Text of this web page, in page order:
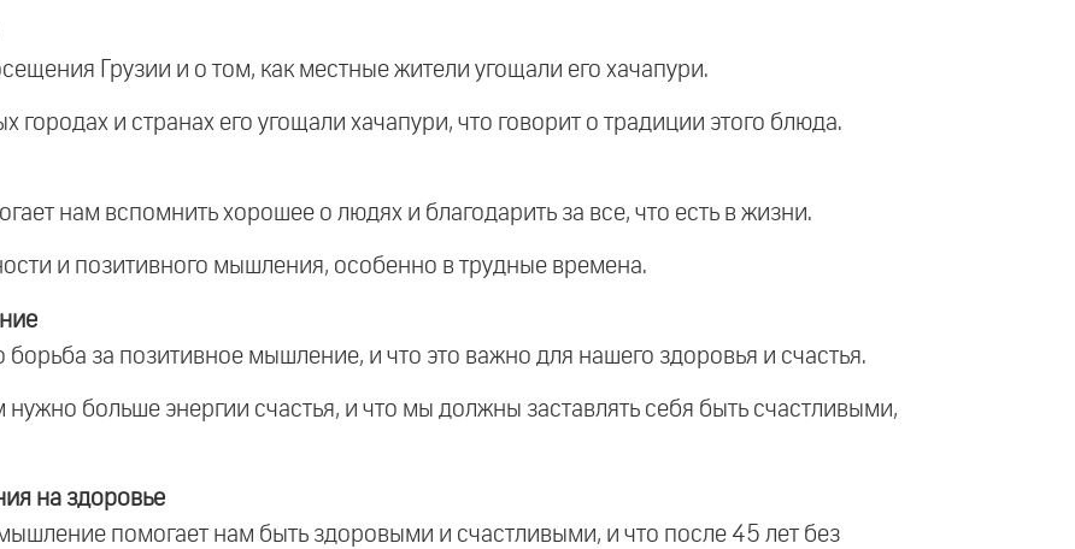
Грузии и о том, как местные жители угощали его хачапури.
городах и странах его угощали хачапури, что говорит о традиции этого блюда.
нам вспомнить хорошее о людях и благодарить за все, что есть в жизни.
и позитивного мышления, особенно в трудные времена.
борьба за позитивное мышление, и что это важно для нашего здоровья и счастья.
нужно больше энергии счастья, и что мы должны заставлять себя быть счастливыми,
на здоровье
помогает нам быть здоровыми и счастливыми, и что после 45 лет без